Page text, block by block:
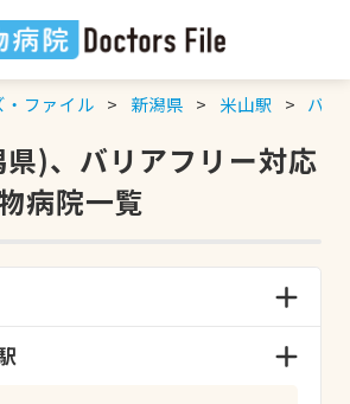
・ファイル 新潟県 米山駅 バリ
)、バリアフリー対応
病院一覧